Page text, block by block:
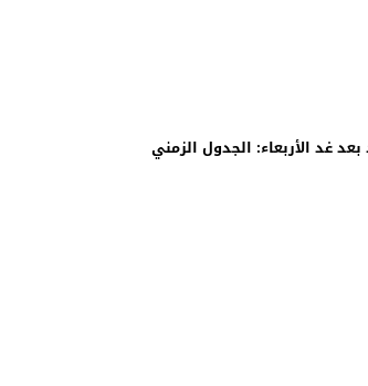
غد الأربعاء: الجدول الزمني